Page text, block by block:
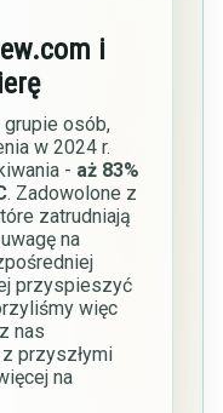
i
osób,
w 2024 r.
- aż 83%
. Zadowolone z
zatrudniają
na
przyspieszyć
więc
nas
przyszłymi
na